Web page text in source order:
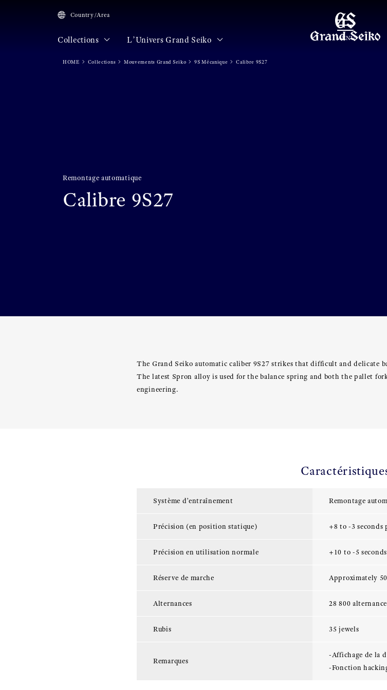
MENU
Country/Area
Collections L’Univers Grand Seiko
HOME Collections Mouvements Grand Seiko 9S Mécanique Calibre 9S27
Remontage automatique
Calibre 9S27
The Grand Seiko automatic caliber 9S27 strikes that difficult and delicate
The latest Spron alloy is used for the balance spring and both the pallet
engineering.
Système d’entraînement Remontage
Précision (en position statique) +8 to -3 seconds
Précision en utilisation normale +10 to -5
Réserve de marche Approximately
Alternances 28 800
Rubis 35 jewels
Remarques
-Affichage de la
-Fonction